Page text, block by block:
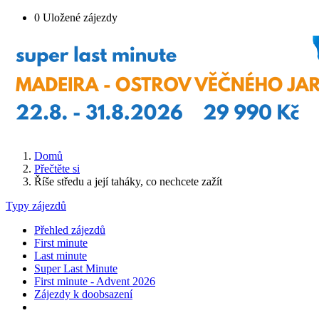
0 Uložené zájezdy
Domů
Přečtěte si
Říše středu a její taháky, co nechcete zažít
Typy zájezdů
Přehled zájezdů
First minute
Last minute
Super Last Minute
First minute - Advent 2026
Zájezdy k doobsazení